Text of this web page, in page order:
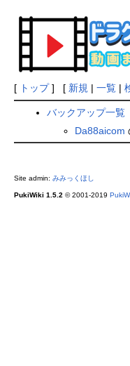
[ トップ] [ 新規 | 一覧|
バックアップ一覧
Da88aicom
Site admin: みみっくほし
PukiWiki 1.5.2 © 2001-2019